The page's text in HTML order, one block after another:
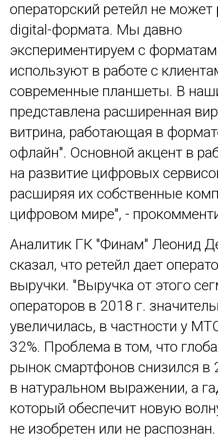
операторский ретейл не может
digital-формата. Мы давно
экспериментируем с
используют в работе с
современные планшеты. В
представлена расширенная
витрина, работающая в
офлайн". Основной акцент в
на развитие цифровых
расширяя их собственные
цифровом мире", -
Аналитик ГК "Финам" Леонид
сказал, что ретейл дает
выручки. "Выручка от этого
операторов в 2018 г.
увеличилась, в частности у
32%. Проблема в том, что
рынок смартфонов снизился в
в натуральном выражении, а
который обеспечит новую
не изобретен или не